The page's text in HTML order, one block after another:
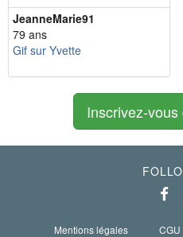
JeanneMarie91
79 ans
Gif sur Yvette
Inscrivez-
Mentions légales CGU